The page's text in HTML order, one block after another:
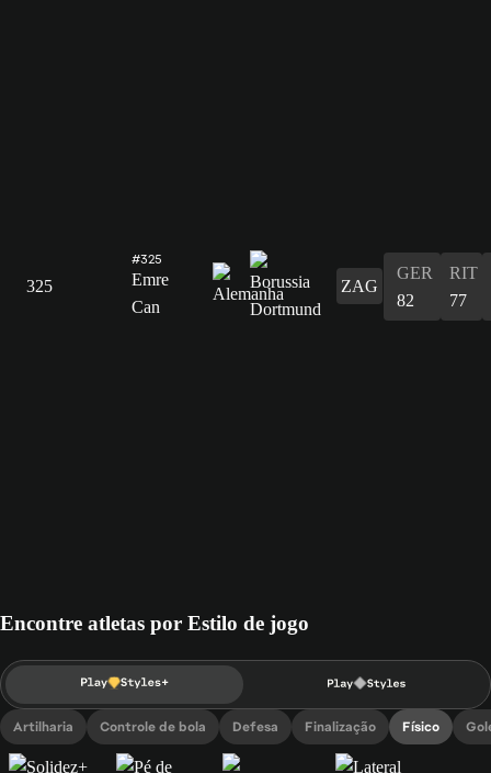
325
#325
Emre
Can
ZAG
GER
82
RIT
77
Encontre atletas por Estilo de jogo
Artilharia Controle de bola Defesa Finalização Físico